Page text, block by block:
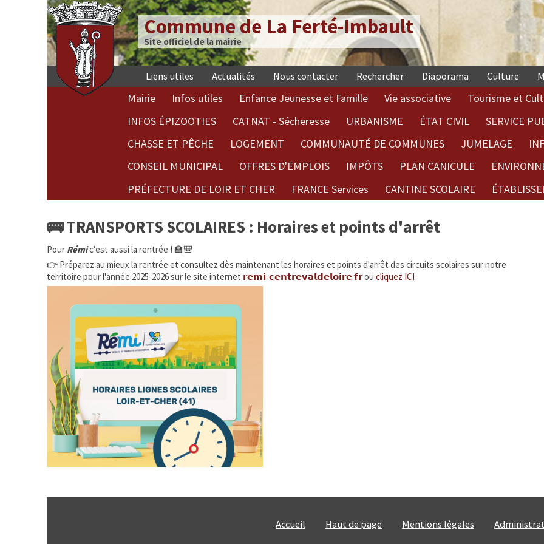
Commune de La Ferté-Imbault
Site officiel de la mairie
Liens utiles Actualités Nous contacter Rechercher Diaporama Culture
Mairie Infos utiles Enfance Jeunesse et Famille Vie associative
Tourisme et
INFOS ÉPIZOOTIES
CATNAT - Sécheresse URBANISME ÉTAT CIVIL
SERVICE
CHASSE ET PÊCHE
LOGEMENT COMMUNAUTÉ DE COMMUNES JUMELAGE
CONSEIL MUNICIPAL
OFFRES D'EMPLOIS IMPÔTS PLAN CANICULE
PRÉFECTURE DE LOIR ET CHER
FRANCE Services CANTINE SCOLAIRE
🚌 TRANSPORTS SCOLAIRES : Horaires et points d'arrêt
Pour Rémic'est aussi la rentrée ! 🏫🎒
👉 Préparez au mieux la rentrée et consultez dès maintenant les horaires et points d'arrêt des circuits scolaires sur notre
territoire pour l'année 2025-2026 sur le site internet 𝗿𝗲𝗺𝗶-𝗰𝗲𝗻𝘁𝗿𝗲𝘃𝗮𝗹𝗱𝗲𝗹𝗼𝗶𝗿𝗲.𝗳𝗿ou cliquez ICI
Accueil Haut de page Mentions légales